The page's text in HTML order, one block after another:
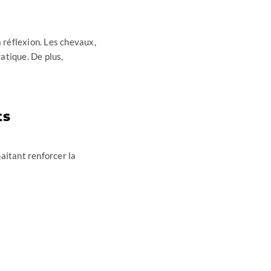
réflexion. Les chevaux,
De plus,
renforcer la